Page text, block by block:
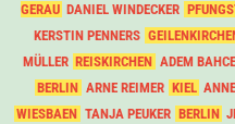
ERAU
DANIEL WINDECKER
KERSTIN PENNERS
MÜLLER REISKIRCHEN ADEM
BERLIN ARNE REIMER KIEL
WIESBAEN TANJA PEUKER BERLIN